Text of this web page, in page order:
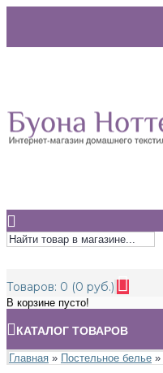
Товаров: 0 (0 руб.)
В корзине пусто!
КАТАЛОГ ТОВАРОВ
Главная » Постельное белье »